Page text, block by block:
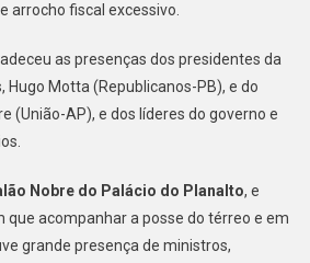
arrocho fiscal excessivo.
as presenças dos presidentes da
Hugo Motta (Republicanos-PB), e do
(União-AP), e dos líderes do governo e
Nobre do Palácio do Planalto, e
que acompanhar a posse do térreo e em
grande presença de ministros,